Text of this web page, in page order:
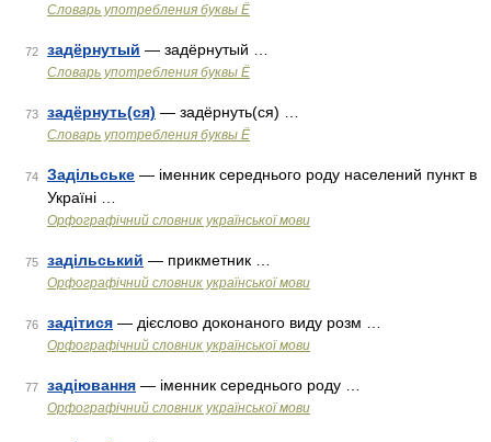
Словарь употребления буквы Ё
72 задёрнутый — задёрнутый …
Словарь употребления буквы Ё
73 задёрнуть(ся) — задёрнуть(ся) …
Словарь употребления буквы Ё
74 Задільське — іменник середнього роду населений пункт в
Україні …
Орфографічний словник української мови
75 задільський — прикметник …
Орфографічний словник української мови
76 задітися — дієслово доконаного виду розм …
Орфографічний словник української мови
77 задіювання — іменник середнього роду …
Орфографічний словник української мови